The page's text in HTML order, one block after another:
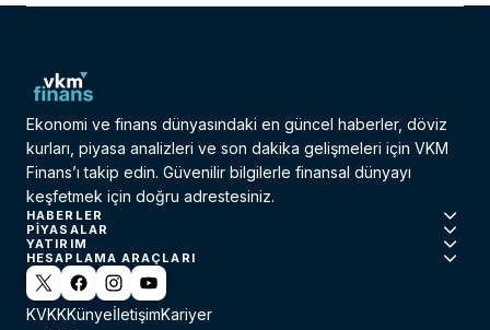
Ekonomi ve finans dünyasındaki en güncel haberler, döviz
kurları, piyasa analizleri ve son dakika gelişmeleri için VKM
Finans’ı takip edin. Güvenilir bilgilerle finansal dünyayı
keşfetmek için doğru adrestesiniz.
HABERLER
PIYASALAR
YATIRIM
HESAPLAMA ARAÇLARI
KVKKKünyeİletişimKariyer